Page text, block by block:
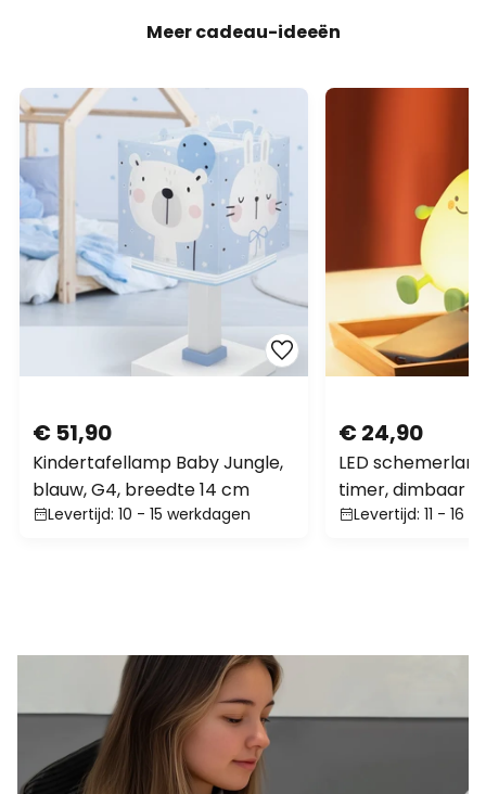
Meer cadeau-ideeën
€ 51,90
Kindertafellamp Baby Jungle,
blauw, G4, breedte 14 cm
Levertijd: 10 - 15 werkdagen
€ 24,90
LED
timer, dimbaar
Levertijd: 11 - 16